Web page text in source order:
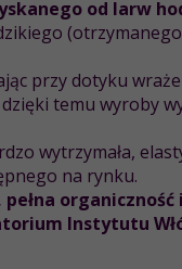
od larw
przy dotyku
temu wyroby
wytrzymała,
na rynku.
Instytutu